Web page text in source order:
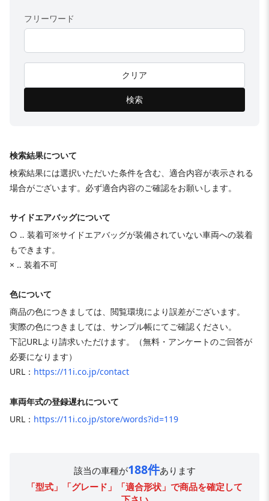
フリーワード
クリア
検索
検索結果について
検索結果には選択いただいた条件を含む、適合内容が表示される
場合がございます。必ず適合内容のご確認をお願いします。
サイドエアバッグについて
○ ‥ 装着可※サイドエアバッグが装備されていない車両への装着
もできます。
× ‥ 装着不可
色について
商品の色につきましては、閲覧環境により誤差がございます。
実際の色につきましては、サンプル帳にてご確認ください。
下記URLより請求いただけます。（無料・アンケートのご回答が
必要になります）
URL： https://11i.co.jp/contact
車両年式の登録遅れについて
URL： https://11i.co.jp/store/words?id=119
該当の車種が188件あります
「型式」「グレード」「適合形状」で商品を確定して